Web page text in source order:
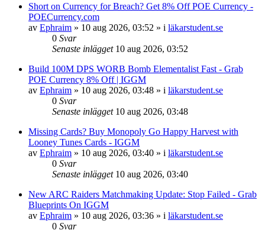
Short on Currency for Breach? Get 8% Off POE Currency -
POECurrency.com
av Ephraim » 10 aug 2026, 03:52 » i läkarstudent.se
0 Svar
Senaste inlägget 10 aug 2026, 03:52
Build 100M DPS WORB Bomb Elementalist Fast - Grab
POE Currency 8% Off | IGGM
av Ephraim » 10 aug 2026, 03:48 » i läkarstudent.se
0 Svar
Senaste inlägget 10 aug 2026, 03:48
Missing Cards? Buy Monopoly Go Happy Harvest with
Looney Tunes Cards - IGGM
av Ephraim » 10 aug 2026, 03:40 » i läkarstudent.se
0 Svar
Senaste inlägget 10 aug 2026, 03:40
New ARC Raiders Matchmaking Update: Stop Failed - Grab
Blueprints On IGGM
av Ephraim » 10 aug 2026, 03:36 » i läkarstudent.se
0 Svar